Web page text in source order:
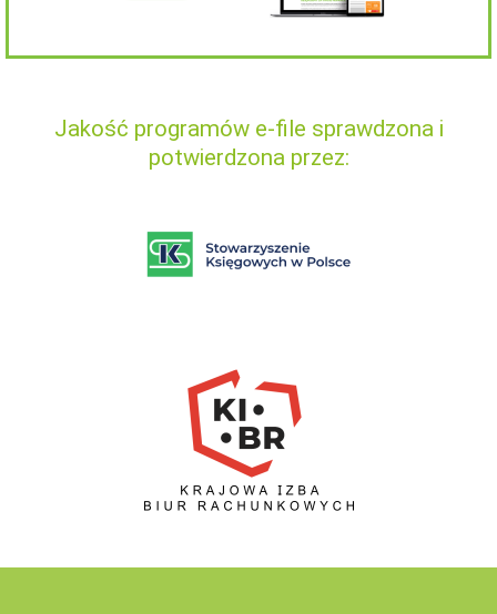
Jakość programów e-file sprawdzona i
potwierdzona przez: